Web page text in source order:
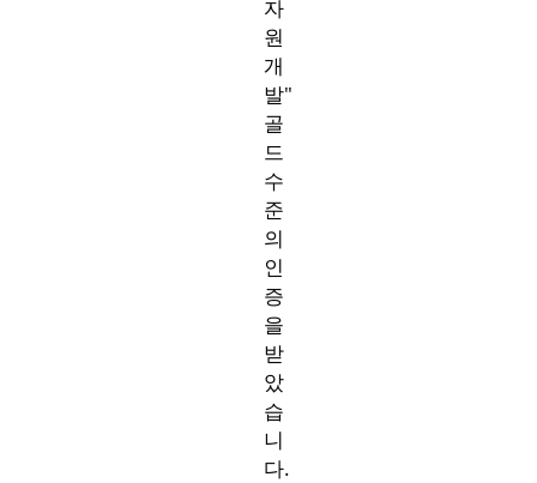
자
원
개
발"
골
드
수
준
의
인
증
을
받
았
습
니
다.